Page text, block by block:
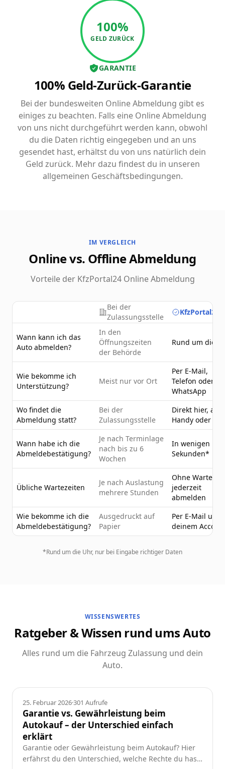
100%
GELD ZURÜCK
GARANTIE
100% Geld-Zurück-Garantie
Bei der bundesweiten Online Abmeldung gibt es
einiges zu beachten. Falls eine Online Abmeldung
von uns nicht durchgeführt werden kann, obwohl
du die Daten richtig eingegeben und an uns
gesendet hast, erhältst du von uns natürlich dein
Geld zurück. Mehr dazu findest du in unseren
allgemeinen Geschäftsbedingungen.
IM VERGLEICH
Online vs. Offline Abmeldung
Vorteile der KfzPortal24 Online Abmeldung
Bei der
Zulassungsstelle
Wann kann ich das
Auto abmelden?
In den
Öffnungszeiten
der Behörde
Rund um die
Wie bekomme ich
Unterstützung?
Meist nur vor Ort
Per E-Mail,
Telefon oder
WhatsApp
Wo findet die
Abmeldung statt?
Bei der
Zulassungsstelle
Direkt hier, am
Handy oder PC
Wann habe ich die
Abmeldebestätigung?
Je nach Terminlage
nach bis zu 6
Wochen
In wenigen
Sekunden*
Übliche Wartezeiten
Je nach Auslastung
mehrere Stunden
Ohne Wartezeit
jederzeit
abmelden
Wie bekomme ich die
Abmeldebestätigung?
Ausgedruckt auf
Papier
Per E-Mail und
deinem
*Rund um die Uhr, nur bei Eingabe richtiger Daten
WISSENSWERTES
Ratgeber & Wissen rund ums Auto
Alles rund um die Fahrzeug Zulassung und dein
Auto.
Ratgeber
25. Februar 2026·301 Aufrufe
Garantie vs. Gewährleistung beim
Autokauf – der Unterschied einfach
erklärt
Garantie oder Gewährleistung beim Autokauf? Hier
erfährst du den Unterschied, welche Rechte du hast